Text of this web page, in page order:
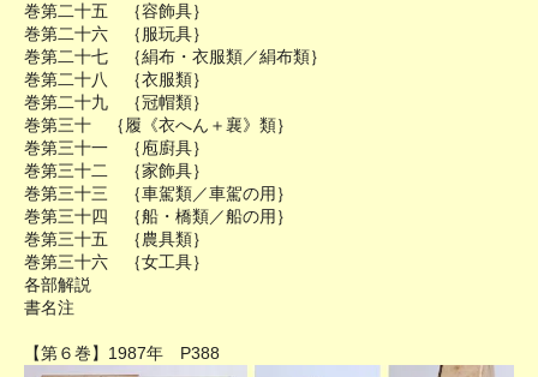
巻第二十五 ｛容飾具｝
巻第二十六 ｛服玩具｝
巻第二十七 ｛絹布・衣服類／絹布類｝
巻第二十八 ｛衣服類｝
巻第二十九 ｛冠帽類｝
巻第三十 ｛履《衣へん＋襄》類｝
巻第三十一 ｛庖廚具｝
巻第三十二 ｛家飾具｝
巻第三十三 ｛車駕類／車駕の用｝
巻第三十四 ｛船・橋類／船の用｝
巻第三十五 ｛農具類｝
巻第三十六 ｛女工具｝
各部解説
書名注
【第６巻】1987年 P388